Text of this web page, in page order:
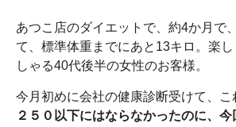
あつこ店のダイエットで、約4か月で
て、標準体重までにあと13キロ。楽
しゃる40代後半の女性のお客様。
今月初めに会社の健康診断受けて、こ
２５０以下にはならなかったのに、